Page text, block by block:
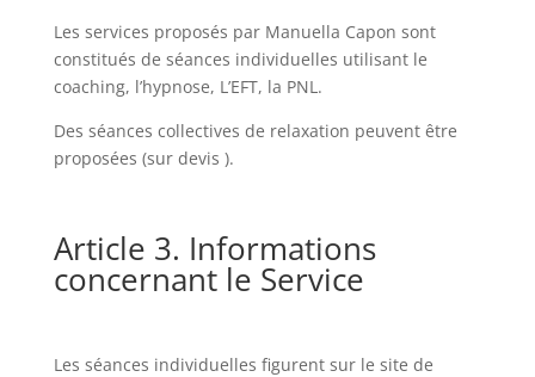
Les services proposés par Manuella Capon sont
constitués de séances individuelles utilisant le
coaching, l’hypnose, L’EFT, la PNL.
Des séances collectives de relaxation peuvent être
proposées (sur devis ).
Article 3. Informations
concernant le Service
Les séances individuelles figurent sur le site de